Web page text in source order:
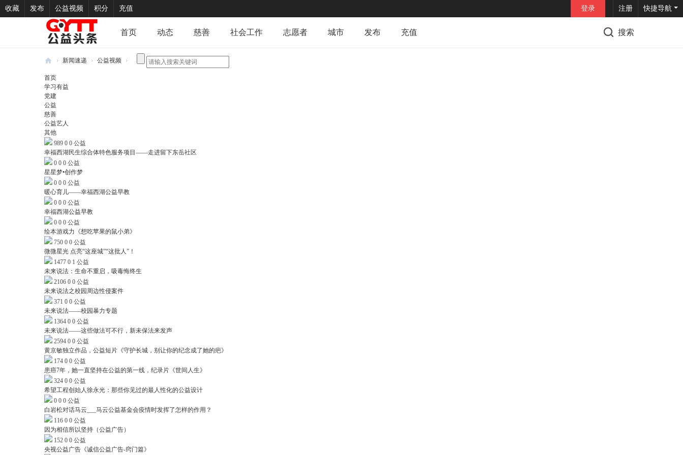
收藏 发布 公益视频 积分 充值 快捷导航
登录 注册
首页 动态 慈善 社会工作 志愿者 城市 发布 充值 搜索
新
闻
速
递
› 新闻速递 › 公益视频 ›
首页
学习有益
党建
公益
慈善
公益艺人
其他
989 0 0 公益
幸福西湖民生综合体特色服务项目——走进留下东岳社区
0 0 0 公益
星星梦•创作梦
0 0 0 公益
暖心育儿——幸福西湖公益早教
0 0 0 公益
幸福西湖公益早教
0 0 0 公益
绘本游戏力《想吃苹果的鼠小弟》
750 0 0 公益
微微星光 点亮“这座城”“这批人”！
1477 0 1 公益
未来说法：生命不重启，吸毒悔终生
2106 0 0 公益
未来说法之校园周边性侵案件
371 0 0 公益
未来说法——校园暴力专题
1364 0 0 公益
未来说法——这些做法可不行，新未保法来发声
2594 0 0 公益
黄京敏独立作品，公益短片《守护长城，别让你的纪念成了她的疤》
174 0 0 公益
患癌7年，她一直坚持在公益的第一线，纪录片《世间人生》
324 0 0 公益
希望工程创始人徐永光：那些你见过的最人性化的公益设计
0 0 0 公益
白岩松对话马云___马云公益基金会疫情时发挥了怎样的作用？
116 0 0 公益
因为相信所以坚持（公益广告）
152 0 0 公益
央视公益广告《诚信公益广告-窍门篇》